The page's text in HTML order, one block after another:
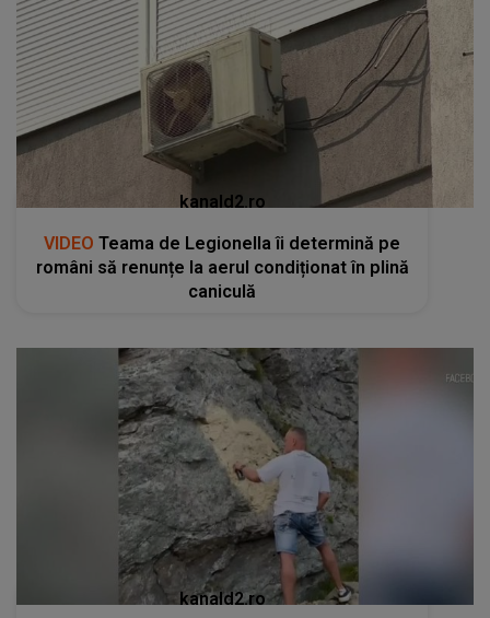
kanald2.ro
VIDEO Teama de Legionella îi determină pe
români să renunțe la aerul condiționat în plină
caniculă
kanald2.ro